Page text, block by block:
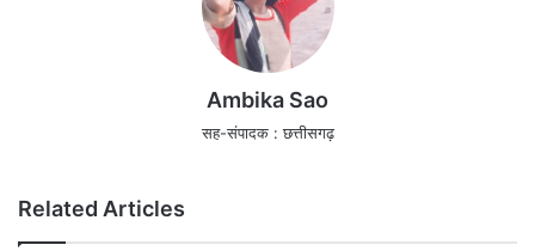
Ambika Sao
सह-संपादक : छत्तीसगढ़
Related Articles